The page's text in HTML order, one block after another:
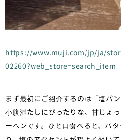
https://www.muji.com/jp/ja/
02260?web_store=search_item
まず最初にご紹介するのは「塩パ
小腹満たしにぴったりな、甘じょ
ーヘンです。ひと口食べると、バ